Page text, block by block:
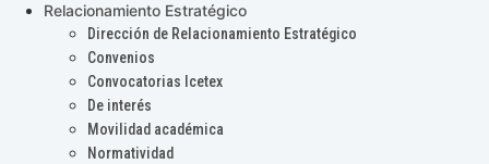
Relacionamiento Estratégico
Dirección de Relacionamiento Estratégico
Convenios
Convocatorias Icetex
De interés
Movilidad académica
Normatividad